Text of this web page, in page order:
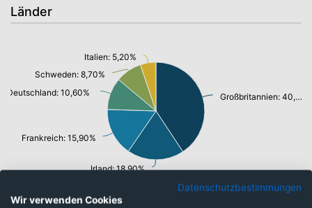
Länder
Großbritannien: 40,70%
Irland: 18,90%
Frankreich: 15,90%
Deutschland: 10,60%
Schweden: 8,70%
Italien: 5,20%
Datenschutzbestimmungen
Wir verwenden Cookies